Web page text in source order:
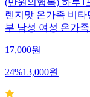
(만원의행복) 하루1
렌지맛 온가족 비
부 남성 여성 온가
17,000원
24%13,000원